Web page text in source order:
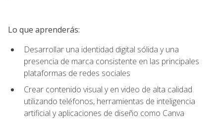
Lo que aprenderás:
Desarrollar una identidad digital sólida y una
presencia de marca consistente en las principales
plataformas de redes sociales
Crear contenido visual y en video de alta calidad
utilizando teléfonos, herramientas de inteligencia
artificial y aplicaciones de diseño como Canva